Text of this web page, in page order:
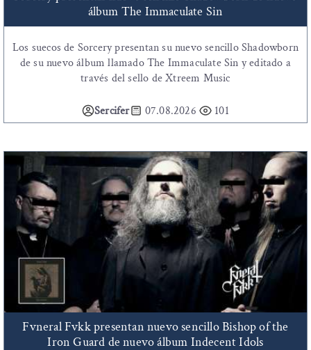
álbum The Immaculate Sin
Los suecos de Sorcery presentan su nuevo sencillo Shadowborn
de su nuevo álbum llamado The Immaculate Sin y editado a
través del sello de Xtreem Music
Sercifer 07.08.2026 101
Fvneral Fvkk presentan nuevo sencillo Bishop of the
Iron Guard de nuevo álbum Indecent Idols